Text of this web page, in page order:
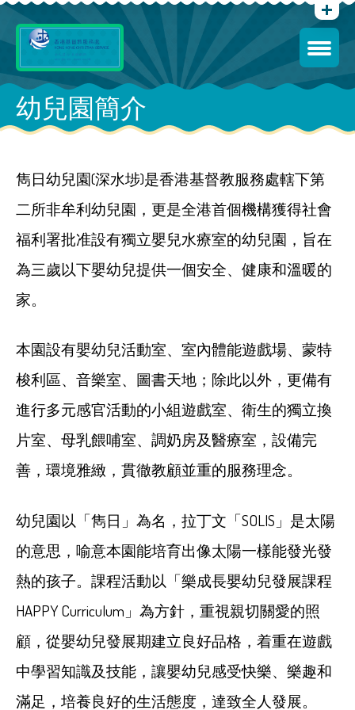
幼兒園簡介
雋日幼兒園(深水埗)是香港基督教服務處轄下第
二所非牟利幼兒園，更是全港首個機構獲得社會
福利署批准設有獨立嬰兒水療室的幼兒園，旨在
為三歲以下嬰幼兒提供一個安全、健康和溫暖的
家。
本園設有嬰幼兒活動室、室內體能遊戲場、蒙特
梭利區、音樂室、圖書天地；除此以外，更備有
進行多元感官活動的小組遊戲室、衛生的獨立換
片室、母乳餵哺室、調奶房及醫療室，設備完
善，環境雅緻，貫徹教顧並重的服務理念。
幼兒園以「雋日」為名，拉丁文「SOLIS」是太陽
的意思，喻意本園能培育出像太陽一樣能發光發
熱的孩子。課程活動以「樂成長嬰幼兒發展課程
HAPPY Curriculum」為方針，重視親切關愛的照
顧，從嬰幼兒發展期建立良好品格，着重在遊戲
中學習知識及技能，讓嬰幼兒感受快樂、樂趣和
滿足，培養良好的生活態度，達致全人發展。